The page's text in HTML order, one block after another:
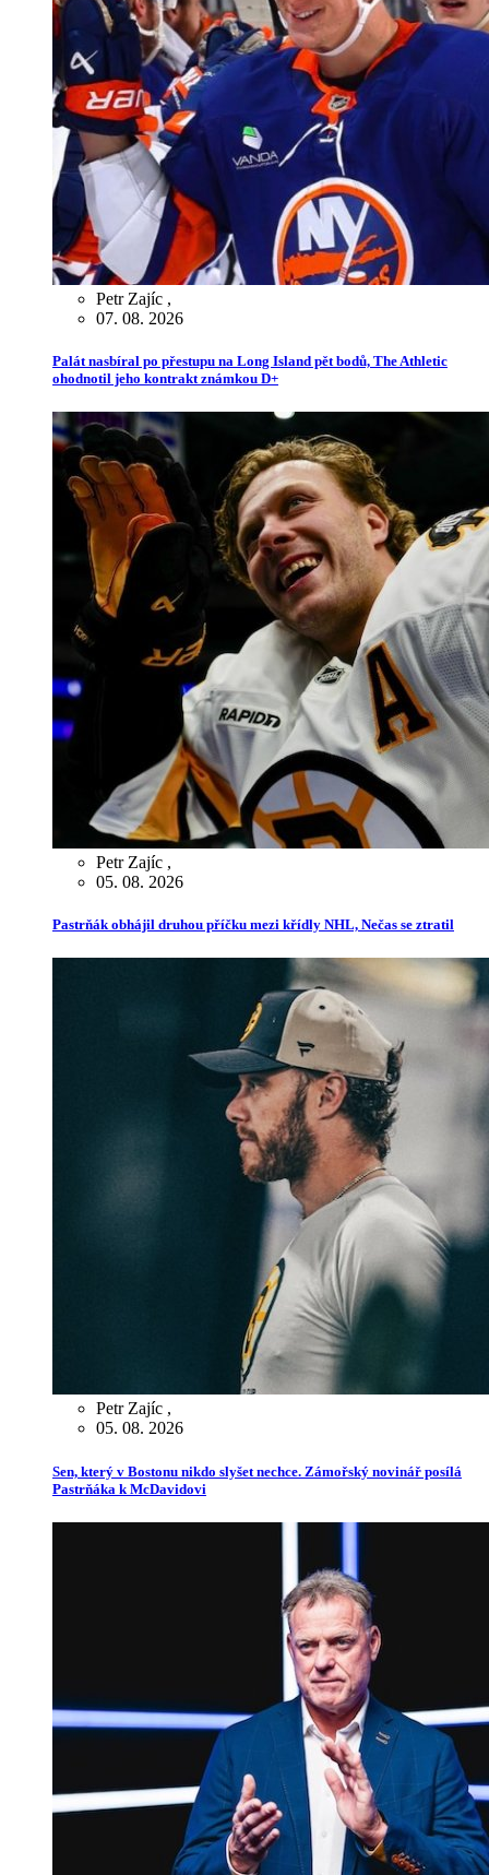
Petr Zajíc ,
07. 08. 2026
Palát nasbíral po přestupu na Long Island pět bodů, The Athletic
ohodnotil jeho kontrakt známkou D+
Petr Zajíc ,
05. 08. 2026
Pastrňák obhájil druhou příčku mezi křídly NHL, Nečas se ztratil
Petr Zajíc ,
05. 08. 2026
Sen, který v Bostonu nikdo slyšet nechce. Zámořský novinář posílá
Pastrňáka k McDavidovi